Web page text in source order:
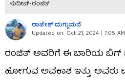
ಸುದೀಪ್​-ರಂಜಿತ್
ರಾಜೇಶ್ ದುಗ್ಗುಮನೆ
Updated on: Oct 21, 2024 | 7:05 AM
ರಂಜಿತ್ ಅವರಿಗೆ ಈ ಬಾರಿಯ ಬಿಗ್
ಹೋಗುವ ಅವಕಾಶ ಇತ್ತು. ಅವರು